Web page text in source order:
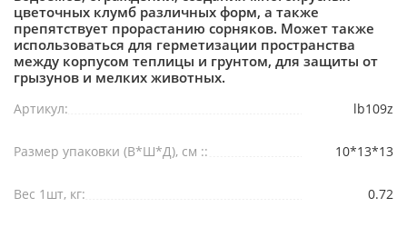
цветочных клумб различных форм, а также
препятствует прорастанию сорняков. Может также
использоваться для герметизации пространства
между корпусом теплицы и грунтом, для защиты от
грызунов и мелких животных.
Артикул: lb109z
Размер упаковки (В*Ш*Д), см :: 10*13*13
Вес 1шт, кг: 0.72